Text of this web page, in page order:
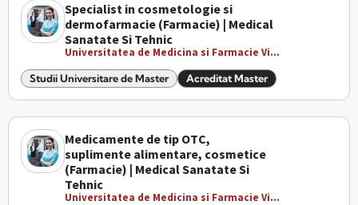
Specialist in cosmetologie si
dermofarmacie (Farmacie) | Medical
Sanatate Si Tehnic
Universitatea de Medicina si Farmacie Vi...
Studii Universitare de Master Acreditat Master
Medicamente de tip OTC,
suplimente alimentare, cosmetice
(Farmacie) | Medical Sanatate Si
Tehnic
Universitatea de Medicina si Farmacie Vi...